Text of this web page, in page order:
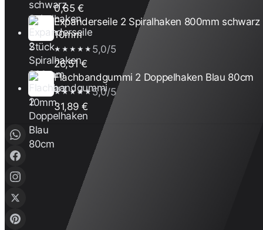
0,65 €
Expanderseile 2 Spiralhaken 800mm schwarz
10mm
★★★★★ 5,0/5
26,51 €
Flachbandgummi 2 Doppelhaken Blau 80cm
★★★★★5,0/5
31,89 €